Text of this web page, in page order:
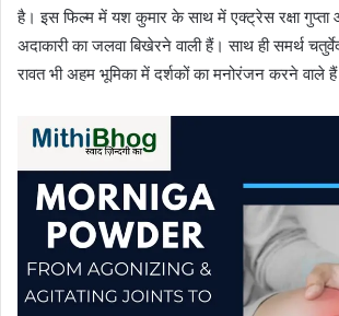
है। इस फिल्म में यश कुमार के साथ में एक्ट्रेस रक्षा गुप्ता
अदाकारी का जलवा बिखेरने वाली हैं। साथ ही समर्थ
रावत भी अहम भूमिका में दर्शकों का मनोरंजन करने वाले